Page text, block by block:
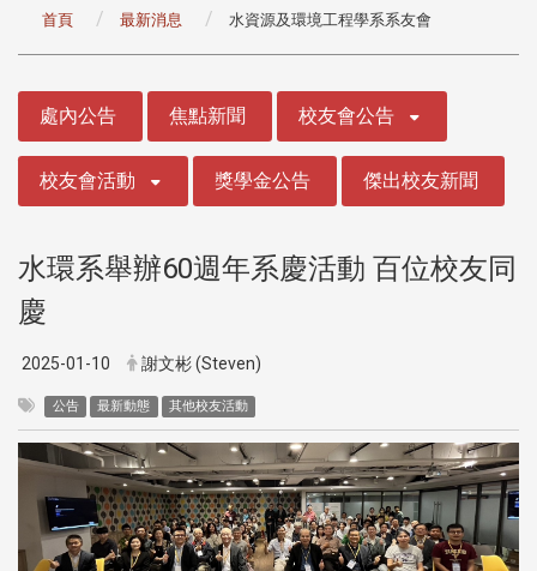
首頁 最新消息 水資源及環境工程學系系友會
處內公告 焦點新聞 校友會公告
校友會活動 獎學金公告 傑出校友新聞
水環系舉辦60週年系慶活動 百位校友同
慶
2025-01-10 謝文彬 (Steven)
公告 最新動態 其他校友活動